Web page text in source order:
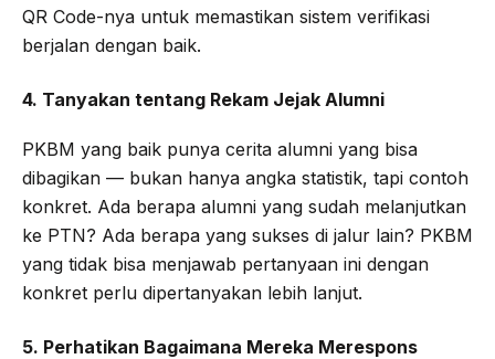
QR Code-nya untuk memastikan sistem verifikasi
berjalan dengan baik.
4. Tanyakan tentang Rekam Jejak Alumni
PKBM yang baik punya cerita alumni yang bisa
dibagikan — bukan hanya angka statistik, tapi contoh
konkret. Ada berapa alumni yang sudah melanjutkan
ke PTN? Ada berapa yang sukses di jalur lain? PKBM
yang tidak bisa menjawab pertanyaan ini dengan
konkret perlu dipertanyakan lebih lanjut.
5. Perhatikan Bagaimana Mereka Merespons